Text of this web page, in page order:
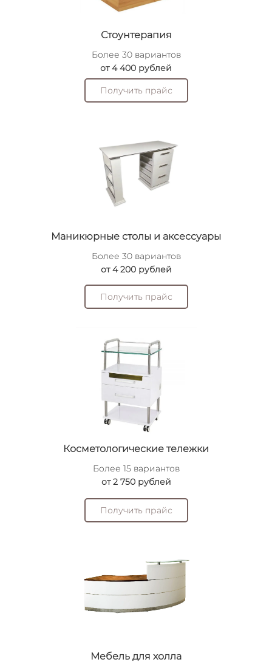
Стоунтерапия
Более 30 вариантов
от 4 400 рублей
Получить прайс
Маникюрные столы и аксессуары
Более 30 вариантов
от 4 200 рублей
Получить прайс
Косметологические тележки
Более 15 вариантов
от 2 750 рублей
Получить прайс
Мебель для холла